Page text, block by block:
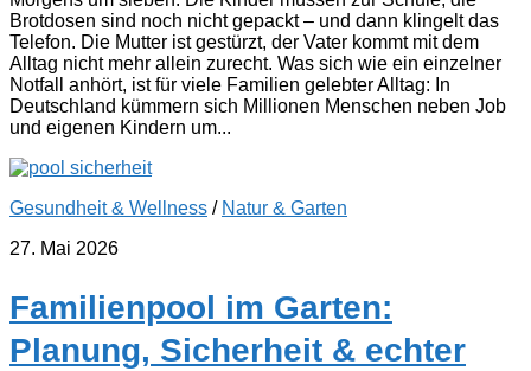
Brotdosen sind noch nicht gepackt – und dann klingelt das
Telefon. Die Mutter ist gestürzt, der Vater kommt mit dem
Alltag nicht mehr allein zurecht. Was sich wie ein einzelner
Notfall anhört, ist für viele Familien gelebter Alltag: In
Deutschland kümmern sich Millionen Menschen neben Job
und eigenen Kindern um...
Gesundheit & Wellness / Natur & Garten
27. Mai 2026
Familienpool im Garten:
Planung, Sicherheit & echter